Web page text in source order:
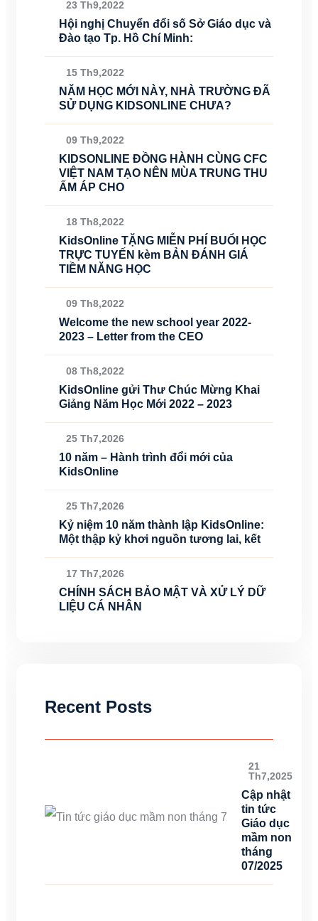
23 Th9,2022
Hội nghị Chuyển đổi số Sở Giáo dục và
Đào tạo Tp. Hồ Chí Minh:
15 Th9,2022
NĂM HỌC MỚI NÀY, NHÀ TRƯỜNG ĐÃ
SỬ DỤNG KIDSONLINE CHƯA?
09 Th9,2022
KIDSONLINE ĐỒNG HÀNH CÙNG CFC
VIỆT NAM TẠO NÊN MÙA TRUNG THU
ẤM ÁP CHO
18 Th8,2022
KidsOnline TẶNG MIỄN PHÍ BUỔI HỌC
TRỰC TUYẾN kèm BẢN ĐÁNH GIÁ
TIỀM NĂNG HỌC
09 Th8,2022
Welcome the new school year 2022-
2023 – Letter from the CEO
08 Th8,2022
KidsOnline gửi Thư Chúc Mừng Khai
Giảng Năm Học Mới 2022 – 2023
25 Th7,2026
10 năm – Hành trình đổi mới của
KidsOnline
25 Th7,2026
Kỷ niệm 10 năm thành lập KidsOnline:
Một thập kỷ khơi nguồn tương lai, kết
17 Th7,2026
CHÍNH SÁCH BẢO MẬT VÀ XỬ LÝ DỮ
LIỆU CÁ NHÂN
Recent Posts
21
Th7,2025
Cập nhật
tin tức
Giáo dục
mầm non
tháng
07/2025